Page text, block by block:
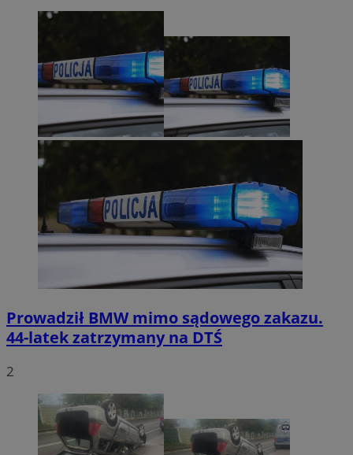
Prowadził BMW mimo sądowego zakazu.
44-latek zatrzymany na DTŚ
2